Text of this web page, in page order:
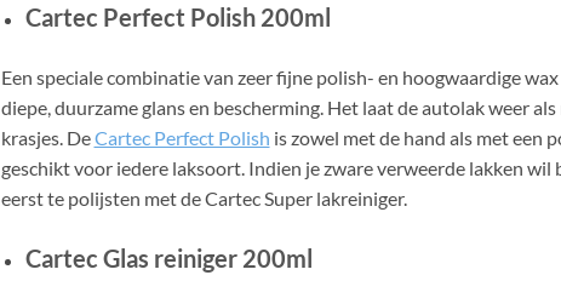
Cartec Perfect Polish 200ml
Een speciale combinatie van zeer fijne polish- en hoogwaardige
diepe, duurzame glans en bescherming. Het laat de autolak weer
krasjes. DeCartec Perfect Polish is zowel met de hand als met een
geschikt voor iedere laksoort. Indien je zware verweerde lakken wil
eerst te polijsten met de Cartec Super lakreiniger.
Cartec Glas reiniger 200ml